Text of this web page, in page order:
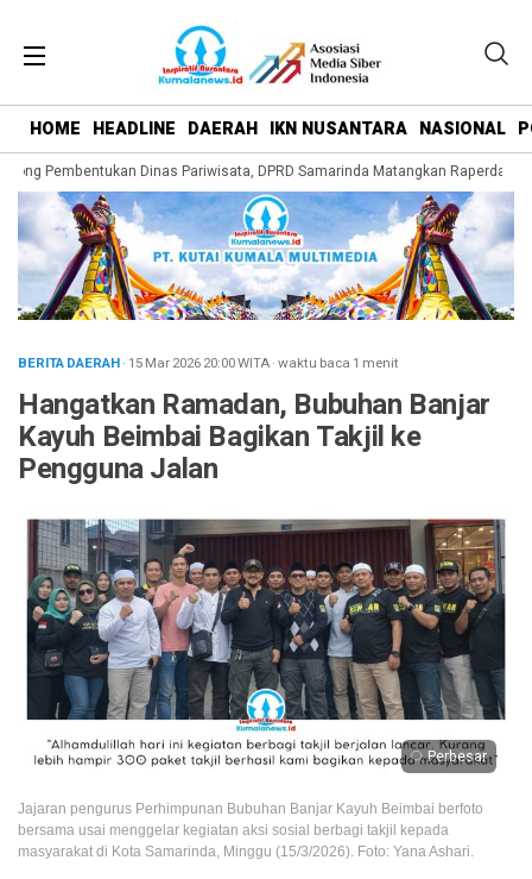
HOME HEADLINE DAERAH IKN NUSANTARA NASIONAL
Pembentukan Dinas Pariwisata, DPRD Samarinda Matangkan Raperda
BERITA DAERAH· 15 Mar 202620:00WITA·waktu baca 1 menit
Hangatkan Ramadan, Bubuhan Banjar
Kayuh Beimbai Bagikan Takjil ke
Pengguna Jalan
Perbesar
Jajaran pengurus Perhimpunan Bubuhan Banjar Kayuh Beimbai berfoto
bersama usai menggelar kegiatan aksi sosial berbagi takjil kepada
masyarakat di Kota Samarinda, Minggu (15/3/2026). Foto: Yana Ashari.